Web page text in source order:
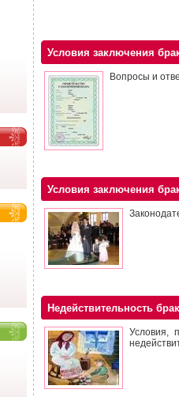
Условия заключения
Вопросы и
Условия заключения
Недействительность
Условия,